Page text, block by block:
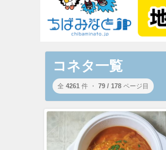
コネタ一覧
全 4261 件 ・ 79 / 178 ページ目